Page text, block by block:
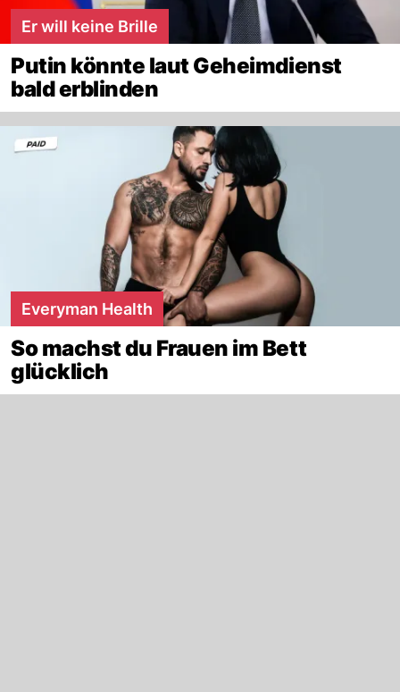
Er will keine Brille
Putin könnte laut Geheimdienst
bald erblinden
Everyman Health
So machst du Frauen im Bett
glücklich